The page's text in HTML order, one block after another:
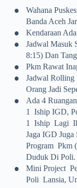
•
Wahana
Banda Aceh
• Kendaraan
•
Jadwal Masuk
8:15) Dan
• Pkm Rawat
•
Jadwal Rolling
Orang Jadi
•
Ada 4
1 Iship IGD,
1 Iship Lagi
Jaga IGD
Program Pkm
Duduk Di Poli.
•
Mini Project
Poli Lansia,